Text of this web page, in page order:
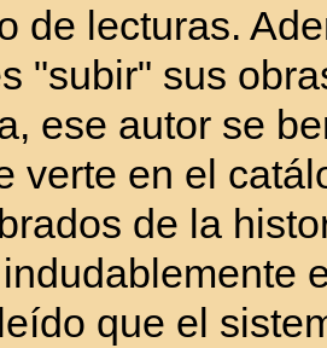
de lecturas.
"subir" sus
ese autor se
verte en el
de la
indudablemente
que el